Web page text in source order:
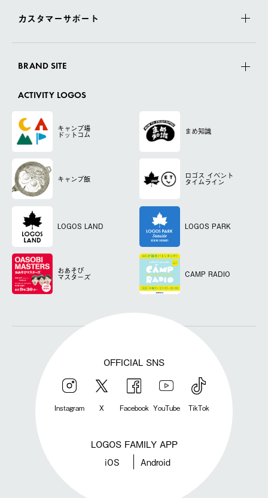
カスタマーサポート
BRAND SITE
ACTIVITY LOGOS
キャンプ場
ドットコム まめ知識
キャンプ飯 ロゴス イベント
タイムライン
LOGOS LAND LOGOS PARK
おあそび
マスターズ CAMP RADIO
OFFICIAL SNS
Instagram X Facebook YouTube TikTok
LOGOS FAMILY APP
iOS Android